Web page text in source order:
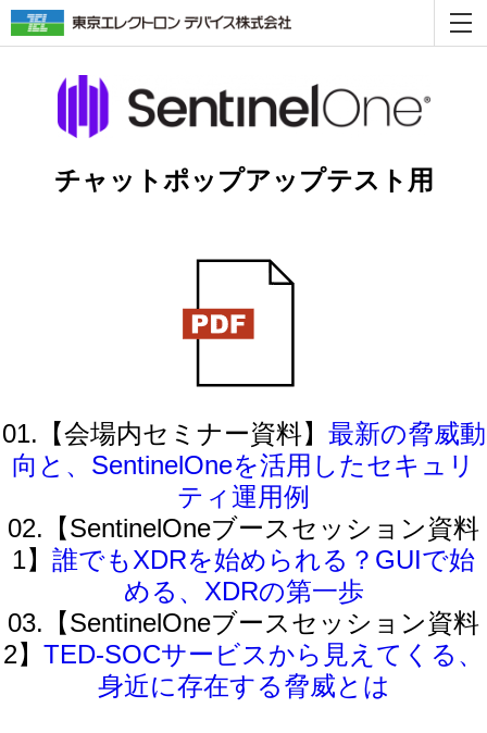
チャットポップアップテスト用
01.【会場内セミナー資料】 最新の脅威動
向と、SentinelOneを活用したセキュリ
ティ運用例
02.【SentinelOneブースセッション資料
1】 誰でもXDRを始められる？GUIで始
める、XDRの第一歩
03.【SentinelOneブースセッション資料
2】 TED-SOCサービスから見えてくる、
身近に存在する脅威とは